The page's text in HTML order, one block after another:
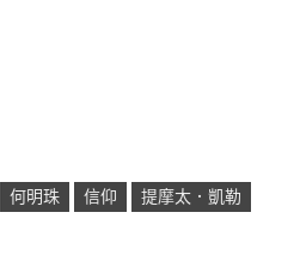
何明珠 信仰 提摩太．凱勒